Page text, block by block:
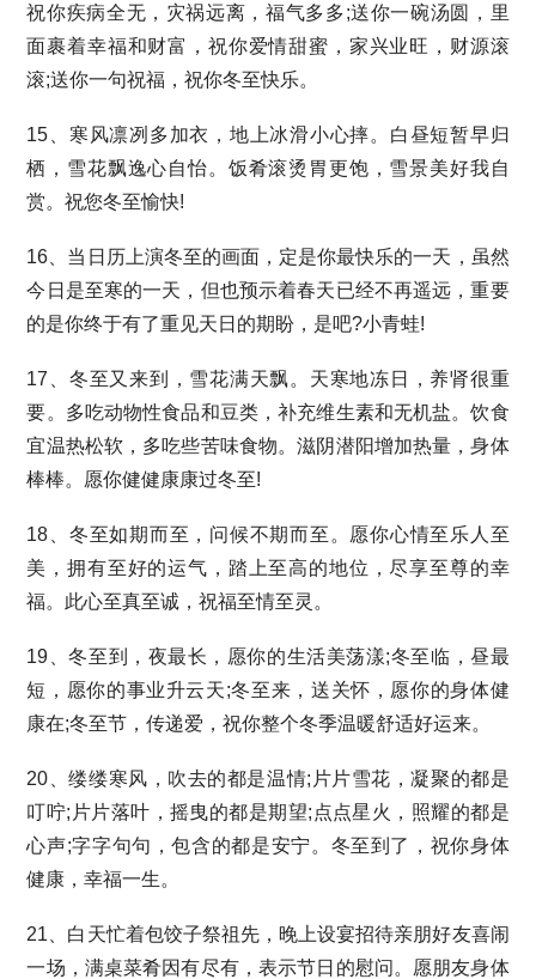
祝你疾病全无，灾祸远离，福气多多;送你一碗汤圆，里
面裹着幸福和财富，祝你爱情甜蜜，家兴业旺，财源滚
滚;送你一句祝福，祝你冬至快乐。
15、寒风凛冽多加衣，地上冰滑小心摔。白昼短暂早归
栖，雪花飘逸心自怡。饭肴滚烫胃更饱，雪景美好我自
赏。祝您冬至愉快!
16、当日历上演冬至的画面，定是你最快乐的一天，虽然
今日是至寒的一天，但也预示着春天已经不再遥远，重要
的是你终于有了重见天日的期盼，是吧?小青蛙!
17、冬至又来到，雪花满天飘。天寒地冻日，养肾很重
要。多吃动物性食品和豆类，补充维生素和无机盐。饮食
宜温热松软，多吃些苦味食物。滋阴潜阳增加热量，身体
棒棒。愿你健健康康过冬至!
18、冬至如期而至，问候不期而至。愿你心情至乐人至
美，拥有至好的运气，踏上至高的地位，尽享至尊的幸
福。此心至真至诚，祝福至情至灵。
19、冬至到，夜最长，愿你的生活美荡漾;冬至临，昼最
短，愿你的事业升云天;冬至来，送关怀，愿你的身体健
康在;冬至节，传递爱，祝你整个冬季温暖舒适好运来。
20、缕缕寒风，吹去的都是温情;片片雪花，凝聚的都是
叮咛;片片落叶，摇曳的都是期望;点点星火，照耀的都是
心声;字字句句，包含的都是安宁。冬至到了，祝你身体
健康，幸福一生。
21、白天忙着包饺子祭祖先，晚上设宴招待亲朋好友喜闹
一场，满桌菜肴因有尽有，表示节日的慰问。愿朋友身体